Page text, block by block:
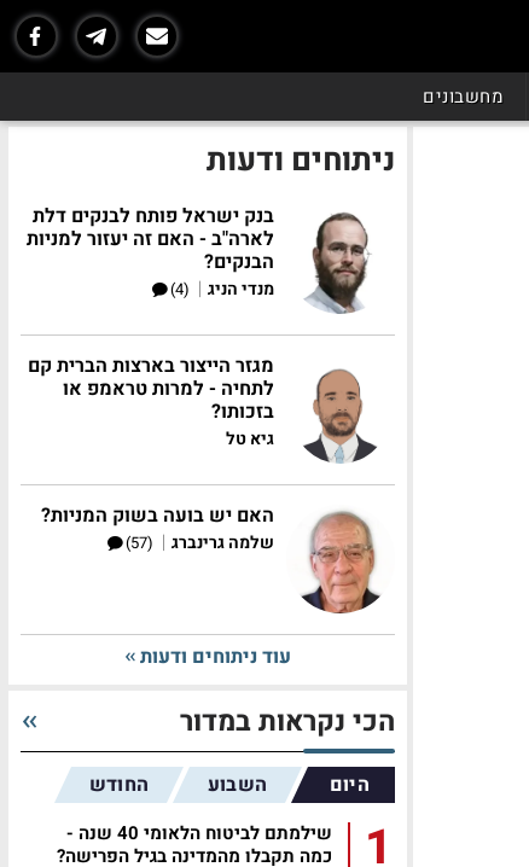
מחשבונים
ניתוחים ודעות
בנק ישראל פותח לבנקים דלת
לארה"ב - האם זה יעזור למניות
הבנקים?
מנדי הניג |
(4)
מגזר הייצור בארצות הברית קם
לתחיה - למרות טראמפ או
בזכותו?
גיא טל
האם יש בועה בשוק המניות?
שלמה גרינברג |
(57)
עוד ניתוחים ודעות
הכי נקראות במדור
היום השבוע החודש
1
שילמתם לביטוח הלאומי 40 שנה -
כמה תקבלו מהמדינה בגיל הפרישה?